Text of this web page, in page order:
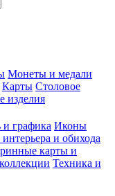
Монеты и медали
Карты Столовое
изделия
графика Иконы
и обихода
карты и
Техника и